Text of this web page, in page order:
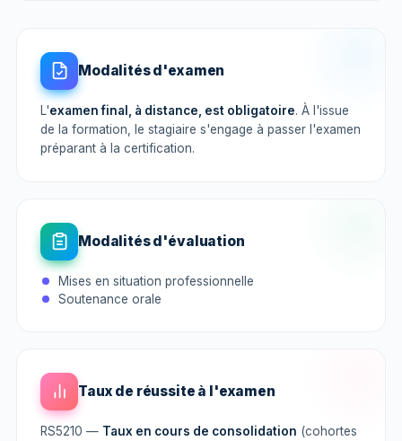
Modalités d'examen
L'examen final, à distance, est obligatoire. À l'issue
de la formation, le stagiaire s'engage à passer l'examen
préparant à la certification.
Modalités d'évaluation
Mises en situation professionnelle
Soutenance orale
Taux de réussite à l'examen
RS5210 — Taux en cours de consolidation (cohortes